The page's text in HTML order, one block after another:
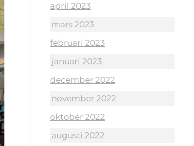
april 2023
mars 2023
februari 2023
januari 2023
december 2022
november 2022
oktober 2022
augusti 2022